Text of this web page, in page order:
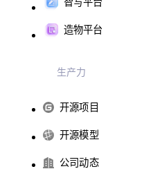
智写平台
造物平台
生产力
开源项目
开源模型
公司动态